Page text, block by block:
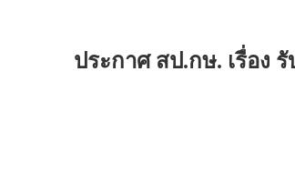
ประกาศ สป.กษ. เรื่อง